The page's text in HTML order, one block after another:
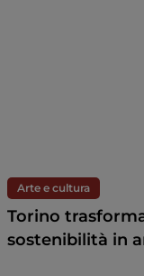
Arte e cultura
Torino
sostenibilità in